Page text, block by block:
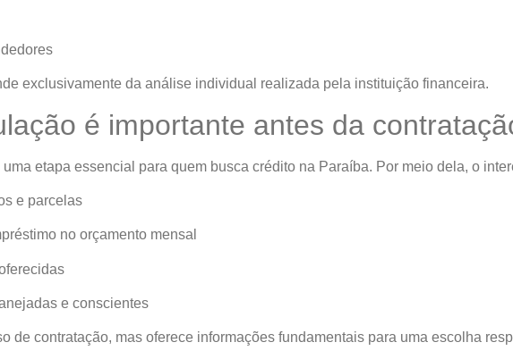
exclusivamente da análise individual realizada pela instituição financeira.
é importante antes da
etapa essencial para quem busca crédito na Paraíba. Por meio dela, o
e parcelas
no orçamento mensal
e conscientes
de contratação, mas oferece informações fundamentais para uma escolha